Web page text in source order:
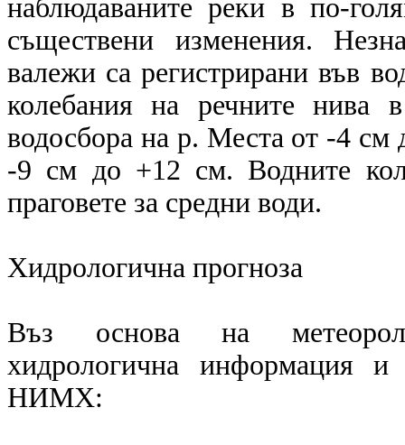
наблюдаваните реки в по-
съществени изменения.
валежи са регистрирани във
колебания на речните нива
водосбора на р. Места от -4 см
-9 см до +12 см. Водните
праговете за средни води.
Хидрологична прогноза
Въз основа на
хидрологична информация и
НИМХ: